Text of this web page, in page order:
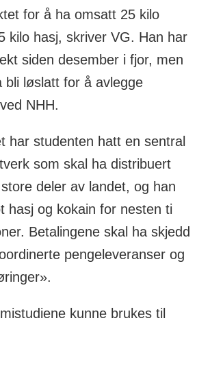
for å ha omsatt 25 kilo
kilo hasj, skriver VG. Han har
siden desember i fjor, men
bli løslatt for å avlegge
NHH.
har studenten hatt en sentral
som skal ha distribuert
deler av landet, og han
hasj og kokain for nesten ti
Betalingene skal ha skjedd
pengeleveranser og
kunne brukes til